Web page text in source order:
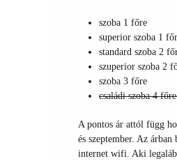
szoba 1
superior szoba
standard szoba
szuperior szoba
szoba 3
családi szoba
A pontos ár attól függ
és szeptember. Az
internet wifi. Aki